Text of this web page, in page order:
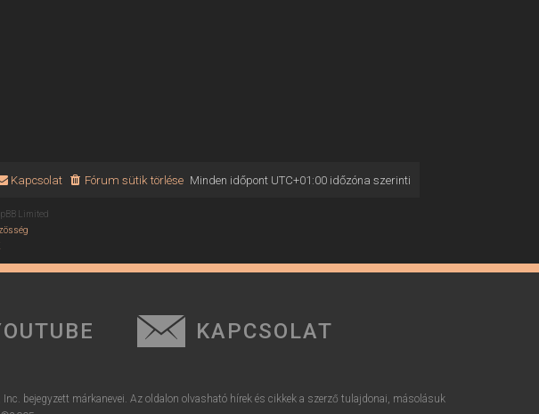
Minden időpont UTC+01:00időzóna szerinti
Fórum sütik törlése
Kapcsolat
Limited
KAPCSOLAT
Inc. bejegyzett márkanevei. Az oldalon olvasható hírek és cikkek a szerző tulajdonai, másolásuk